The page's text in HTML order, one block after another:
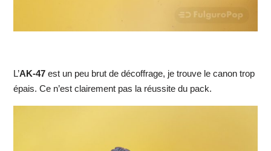
L’AK-47est un peu brut de décoffrage, je trouve le canon trop
épais. Ce n’est clairement pas la réussite du pack.